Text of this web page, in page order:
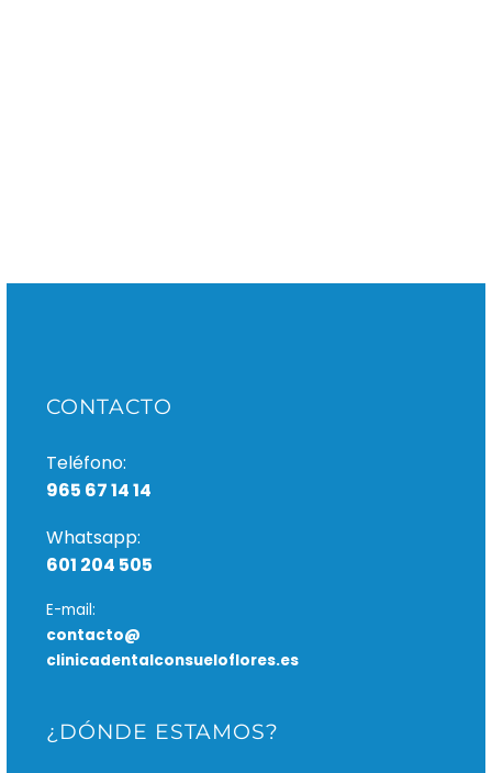
CONTACTO
Teléfono:
965 67 14 14
Whatsapp:
601 204 505
E-mail:
contacto@
clinicadentalconsueloflores.es
¿DÓNDE ESTAMOS?